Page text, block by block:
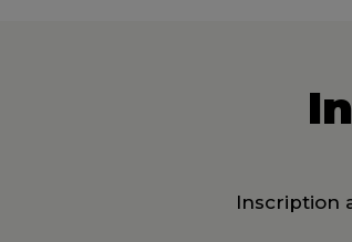
Inscription